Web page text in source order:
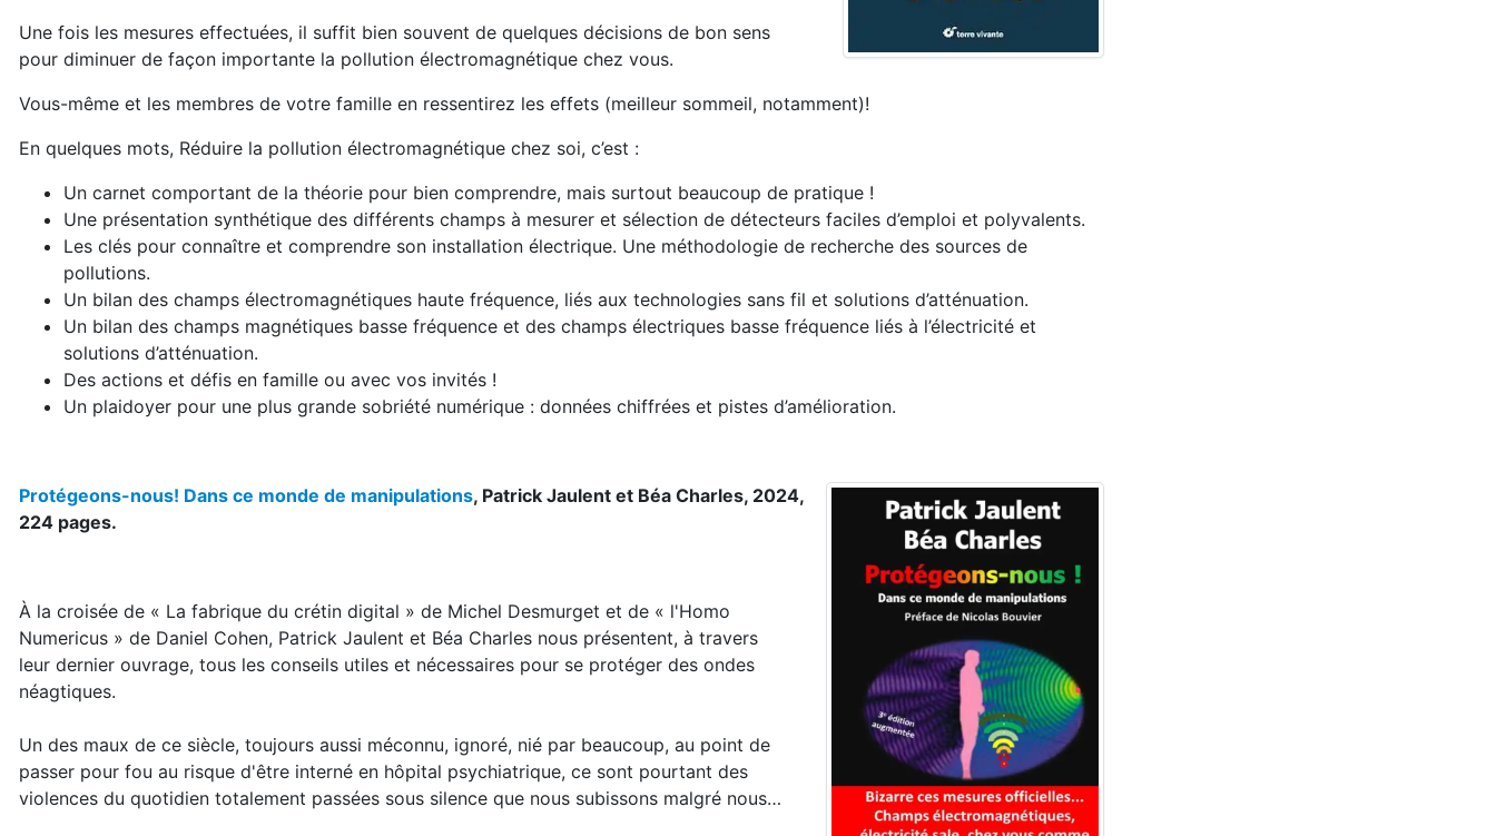
Une fois les mesures effectuées, il suffit bien souvent de quelques décisions de bon sens
pour diminuer de façon importante la pollution électromagnétique chez vous.
Vous-même et les membres de votre famille en ressentirez les effets (meilleur sommeil, notamment)!
En quelques mots, Réduire la pollution électromagnétique chez soi, c’est :
Un carnet comportant de la théorie pour bien comprendre, mais surtout beaucoup de pratique !
Une présentation synthétique des différents champs à mesurer et sélection de détecteurs faciles d’emploi et polyvalents.
Les clés pour connaître et comprendre son installation électrique. Une méthodologie de recherche des sources de
pollutions.
Un bilan des champs électromagnétiques haute fréquence, liés aux technologies sans fil et solutions d’atténuation.
Un bilan des champs magnétiques basse fréquence et des champs électriques basse fréquence liés à l’électricité et
solutions d’atténuation.
Des actions et défis en famille ou avec vos invités !
Un plaidoyer pour une plus grande sobriété numérique : données chiffrées et pistes d’amélioration.
Protégeons-nous! Dans ce monde de manipulations, Patrick Jaulent et Béa Charles, 2024,
224 pages.
À la croisée de « La fabrique du crétin digital » de Michel Desmurget et de « l'Homo
Numericus » de Daniel Cohen, Patrick Jaulent et Béa Charles nous présentent, à travers
leur dernier ouvrage, tous les conseils utiles et nécessaires pour se protéger des ondes
néagtiques.
Un des maux de ce siècle, toujours aussi méconnu, ignoré, nié par beaucoup, au point de
passer pour fou au risque d'être interné en hôpital psychiatrique, ce sont pourtant des
violences du quotidien totalement passées sous silence que nous subissons malgré nous…